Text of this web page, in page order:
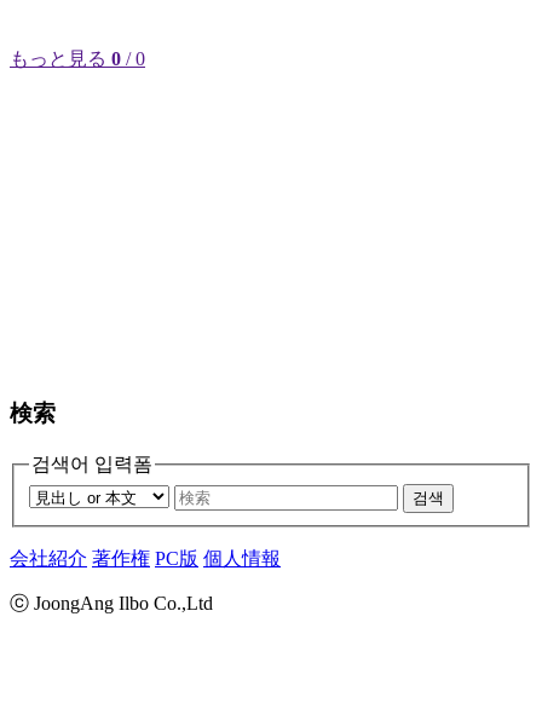
もっと見る 0 / 0
検索
검색어 입력폼
검색
会社紹介 著作権 PC版 個人情報
ⓒ JoongAng Ilbo Co.,Ltd